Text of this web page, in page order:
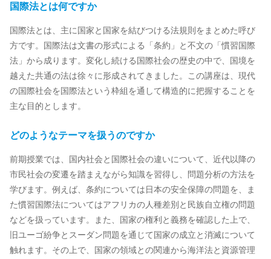
国際法とは何ですか
国際法とは、主に国家と国家を結びつける法規則をまとめた呼び
方です。国際法は文書の形式による「条約」と不文の「慣習国際
法」から成ります。変化し続ける国際社会の歴史の中で、国境を
越えた共通の法は徐々に形成されてきました。この講座は、現代
の国際社会を国際法という枠組を通して構造的に把握することを
主な目的とします。
どのようなテーマを扱うのですか
前期授業では、国内社会と国際社会の違いについて、近代以降の
市民社会の変遷を踏まえながら知識を習得し、問題分析の方法を
学びます。例えば、条約については日本の安全保障の問題を、ま
た慣習国際法についてはアフリカの人種差別と民族自立権の問題
などを扱っています。また、国家の権利と義務を確認した上で、
旧ユーゴ紛争とスーダン問題を通じて国家の成立と消滅について
触れます。その上で、国家の領域との関連から海洋法と資源管理